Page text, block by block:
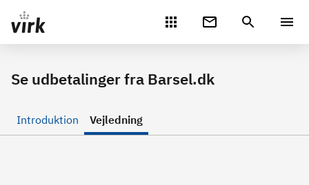
Gå direkte til indhold
Se udbetalinger fra Barsel.dk
Introduktion Vejledning